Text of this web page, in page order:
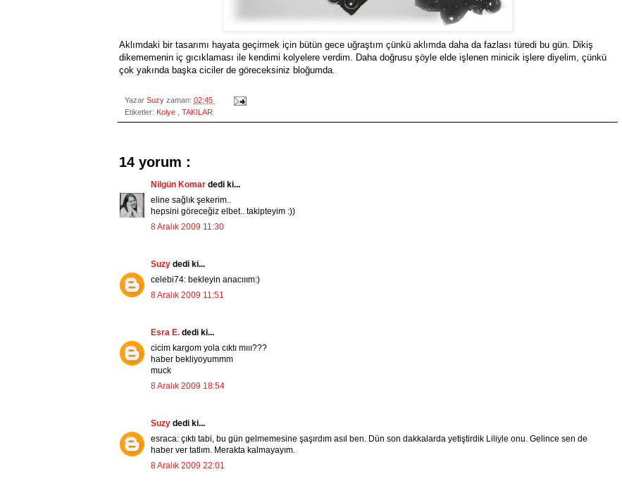
Aklımdaki bir tasarımı hayata geçirmek için bütün gece uğraştım çünkü aklımda daha da fazlası türedi bu gün. Dikiş
dikememenin iç gıcıklaması ile kendimi kolyelere verdim. Daha doğrusu şöyle elde işlenen minicik işlere diyelim, çünkü
çok yakında başka ciciler de göreceksiniz bloğumda.
Yazar Suzy zaman: 02:45
Etiketler: Kolye TAKILAR
14 yorum :
Nilgün Komar dedi ki...
eline sağlık şekerim..
hepsini göreceğiz elbet.. takipteyim :))
8 Aralık 2009 11:30
Suzy dedi ki...
celebi74: bekleyin anacııım:)
8 Aralık 2009 11:51
Esra E. dedi ki...
cicim kargom yola cıktı mııı???
haber bekliyoyummm
muck
8 Aralık 2009 18:54
Suzy dedi ki...
esraca: çıktı tabi, bu gün gelmemesine şaşırdım asıl ben. Dün son dakkalarda yetiştirdik Liliyle onu. Gelince sen de
haber ver tatlım. Merakta kalmayayım.
8 Aralık 2009 22:01